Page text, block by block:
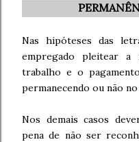
Nas hipóteses das
empregado pleitear
trabalho e o
permanecendo ou não
Nos demais casos
pena de não ser